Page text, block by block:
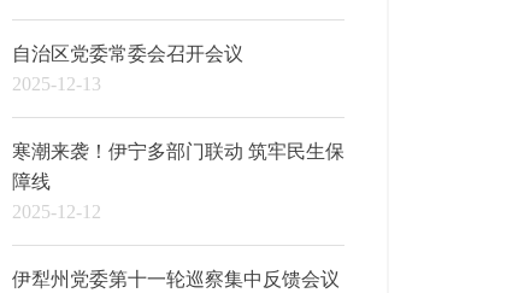
自治区党委常委会召开会议
2025-12-13
寒潮来袭！伊宁多部门联动 筑牢民生保
障线
2025-12-12
伊犁州党委第十一轮巡察集中反馈会议